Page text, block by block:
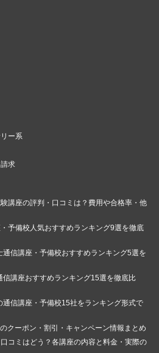
ー系
求
講座の評判・口コミは？費用や合格率・他
予備校人気おすすめランキング9選を徹底
通信講座・予備校おすすめランキング5選を
信講座おすすめランキング15選を徹底比
通信講座・予備校15社をランキング形式で
クーポン・割引・キャンペーン情報まとめ
コミはどう？各講座の内容と料金・実際の